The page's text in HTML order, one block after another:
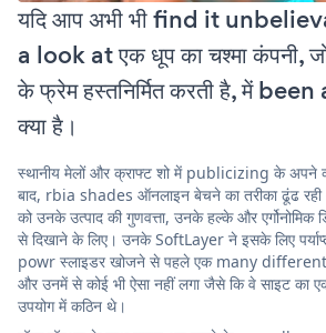
यदि आप अभी भी find it
a look at एक धूप का चश्मा कंपनी,
के फ्रेम हस्तनिर्मित करती है, में
क्या है।
स्थानीय मेलों और क्राफ्ट शो में publicizing के अपने
बाद, rbia shades ऑनलाइन बेचने का तरीका ढूंढ
को उनके उत्पाद की गुणवत्ता, उनके हल्के और
से दिखाने के लिए। उनके SoftLayer ने इसके लिए पर्याप्त
powr स्लाइडर खोजने से पहले एक many
और उनमें से कोई भी ऐसा नहीं लगा जैसे कि वे साइट का
उपयोग में कठिन थे।